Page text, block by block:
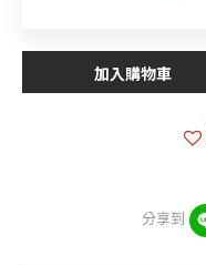
加入購物車
分享到